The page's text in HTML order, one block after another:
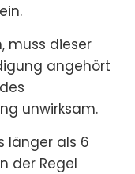
muss dieser
angehört
unwirksam.
länger als 6
der Regel